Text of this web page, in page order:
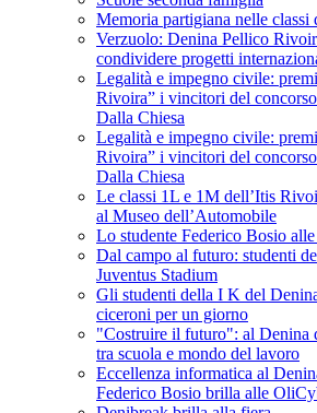
Memoria partigiana nelle classi
Verzuolo: Denina Pellico
condividere progetti
Legalità e impegno civile:
Rivoira” i vincitori del
Dalla Chiesa
Legalità e impegno civile:
Rivoira” i vincitori del
Dalla Chiesa
Le classi 1L e 1M dell’Itis
al Museo dell’Automobile
Lo studente Federico Bosio
Dal campo al futuro: studenti
Juventus Stadium
Gli studenti della I K del
ciceroni per un giorno
"Costruire il futuro": al Denina
tra scuola e mondo del lavoro
Eccellenza informatica al
Federico Bosio brilla alle